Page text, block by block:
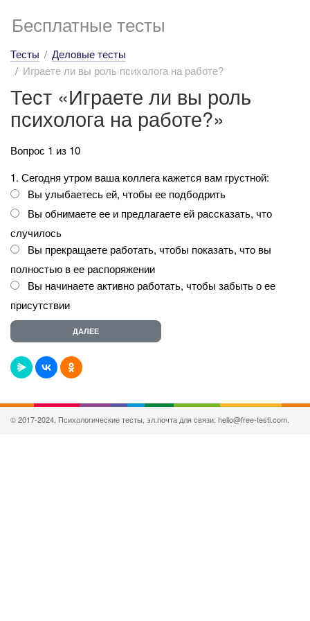
Бесплатные тесты
Тесты
Деловые тесты
Играете ли вы роль психолога на работе?
Тест «Играете ли вы роль
психолога на работе?»
Вопрос 1 из 10
1. Сегодня утром ваша коллега кажется вам грустной:
Вы улыбаетесь ей, чтобы ее подбодрить
Вы обнимаете ее и предлагаете ей рассказать, что
случилось
Вы прекращаете работать, чтобы показать, что вы
полностью в ее распоряжении
Вы начинаете активно работать, чтобы забыть о ее
присутствии
© 2017-2024, Психологические тесты, эл.почта для связи: hello@free-testi.com.